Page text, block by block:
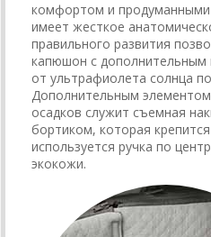
комфортом и
имеет жесткое
правильного развития
капюшон с
от ультрафиолета солнца
Дополнительным
осадков служит съемная
бортиком, которая
используется ручка по
экокожи.